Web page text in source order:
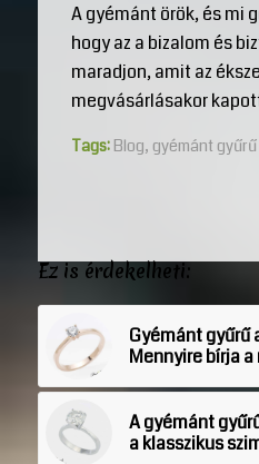
A gyémánt örök, és mi
hogy az a bizalom és
maradjon, amit az
megvásárlásakor
Tags: Blog, gyémánt gyűrű
Ez is érdekelheti:
Gyémánt gyűrű
Mennyire bírja
A gyémánt
a klasszikus